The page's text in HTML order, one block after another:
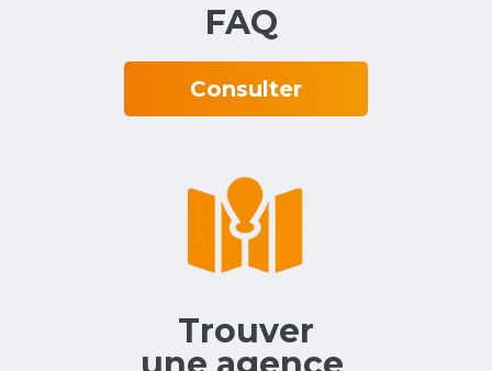
FAQ‎ ‎
Consulter
Trouver